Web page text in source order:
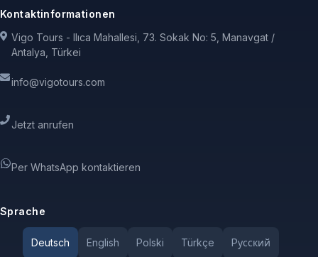
Kontaktinformationen
Vigo Tours - Ilıca Mahallesi, 73. Sokak No: 5, Manavgat /
Antalya, Türkei
info@vigotours.com
Jetzt anrufen
Per WhatsApp kontaktieren
Sprache
Deutsch English Polski Türkçe Pусский